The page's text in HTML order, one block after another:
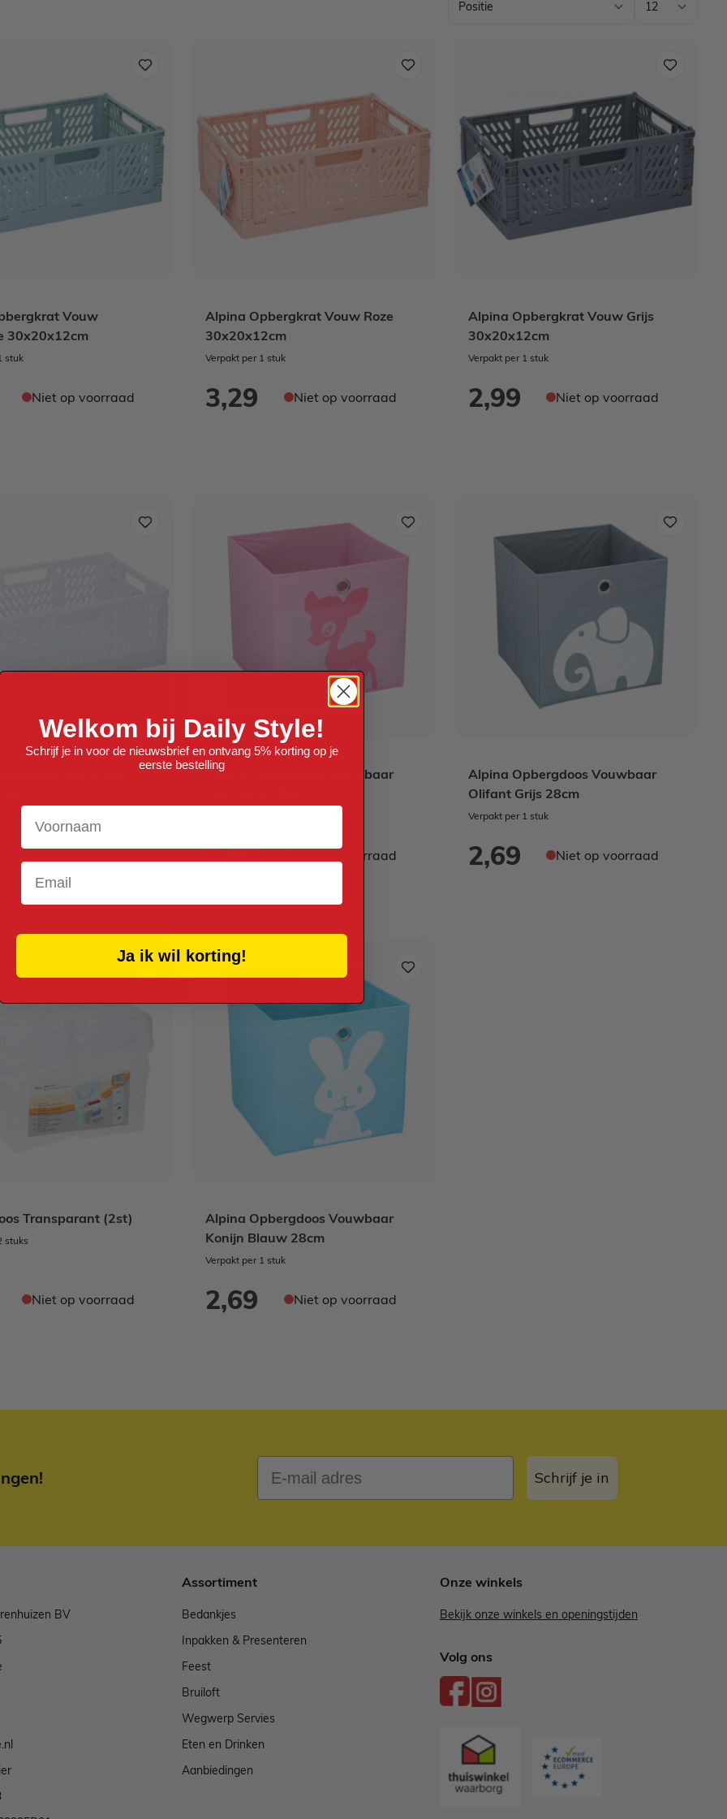
Vouw
30x20x12cm
stuk
Niet op voorraad
Alpina Opbergkrat Vouw Roze
30x20x12cm
Verpakt per 1 stuk
3,29 Niet op voorraad
Alpina Opbergkrat Vouw Grijs
30x20x12cm
Verpakt per 1 stuk
2,99 Niet op voorraad
Alpina Opbergdoos Vouwbaar
2,69 Niet op voorraad
Alpina Opbergdoos Vouwbaar
Olifant Grijs 28cm
Verpakt per 1 stuk
2,69 Niet op voorraad
Transparant (2st)
stuks
Niet op voorraad
Alpina Opbergdoos Vouwbaar
Konijn Blauw 28cm
Verpakt per 1 stuk
2,69 Niet op voorraad
Schrijf je in
BV
Assortiment
Bedankjes
Inpakken & Presenteren
Feest
Bruiloft
Wegwerp Servies
Eten en Drinken
Aanbiedingen
Onze winkels
Bekijk onze winkels en openingstijden
Volg ons
Welkom bij Daily Style!
Schrijf je in voor de nieuwsbrief en ontvang 5% korting op je
eerste bestelling
Voornaam
Email
Ja ik wil korting!